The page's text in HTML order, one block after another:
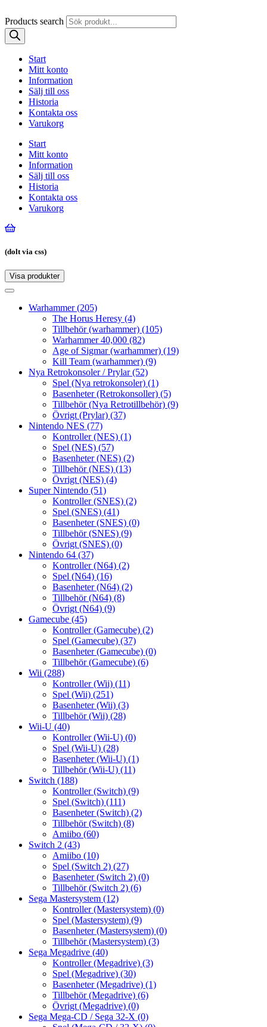
Products search
Start
Mitt konto
Information
Sälj till oss
Historia
Kontakta oss
Varukorg
Start
Mitt konto
Information
Sälj till oss
Historia
Kontakta oss
Varukorg
(dolt via css)
Visa produkter
Toggle
Toggle
navigationWarhammer(205)
The Horus Heresy (4)
Tillbehör (warhammer) (105)
Warhammer 40,000 (82)
Age of Sigmar (warhammer) (19)
Kill Team (warhammer) (9)
Nya Retrokonsoler / Prylar(52)
Spel (Nya retrokonsoler) (1)
Basenheter (Retrokonsoller) (5)
Tillbehör (Nya Retrotillbehör) (9)
Övrigt (Prylar) (37)
Nintendo NES (77)
Kontroller (NES) (1)
Spel (NES) (57)
Basenheter (NES) (2)
Tillbehör (NES) (13)
Övrigt (NES) (4)
Super Nintendo (51)
Kontroller (SNES) (2)
Spel (SNES) (41)
Basenheter (SNES) (0)
Tillbehör (SNES) (9)
Övrigt (SNES) (0)
Nintendo 64 (37)
Kontroller (N64) (2)
Spel (N64) (16)
Basenheter (N64) (2)
Tillbehör (N64) (8)
Övrigt (N64) (9)
Gamecube (45)
Kontroller (Gamecube) (2)
Spel (Gamecube) (37)
Basenheter (Gamecube) (0)
Tillbehör (Gamecube) (6)
Wii (288)
Kontroller (Wii) (11)
Spel (Wii) (251)
Basenheter (Wii) (3)
Tillbehör (Wii) (28)
Wii-U (40)
Kontroller (Wii-U) (0)
Spel (Wii-U) (28)
Basenheter (Wii-U) (1)
Tillbehör (Wii-U) (11)
Switch (188)
Kontroller (Switch) (9)
Spel (Switch) (111)
Basenheter (Switch) (2)
Tillbehör (Switch) (8)
Amiibo (60)
Switch 2 (43)
Amiibo (10)
Spel (Switch 2) (27)
Basenheter (Switch 2) (0)
Tillbehör (Switch 2) (6)
Sega Mastersystem (12)
Kontroller (Mastersystem) (0)
Spel (Mastersystem) (9)
Basenheter (Mastersystem) (0)
Tillbehör (Mastersystem) (3)
Sega Megadrive (40)
Kontroller (Megadrive) (3)
Spel (Megadrive) (30)
Basenheter (Megadrive) (1)
Tillbehör (Megadrive) (6)
Övrigt (Megadrive) (0)
Sega Mega-CD / Sega 32-X (0)